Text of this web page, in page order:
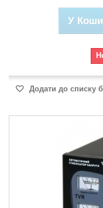
У
Додати до списку